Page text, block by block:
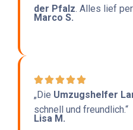
der Pfalz. Alles lief
Marco S.
„Die Umzugshelfer
schnell und freundlich.“
Lisa M.